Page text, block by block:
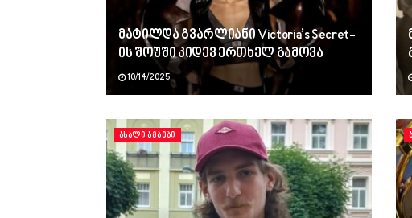
მატილდა გვარლიანი Victoria’s Secret-
ის შოუში კიდევ ერთხელ გამოვა
10/14/2025
ᲐᲮᲐᲚᲘ ᲐᲛᲑᲔᲑᲘ